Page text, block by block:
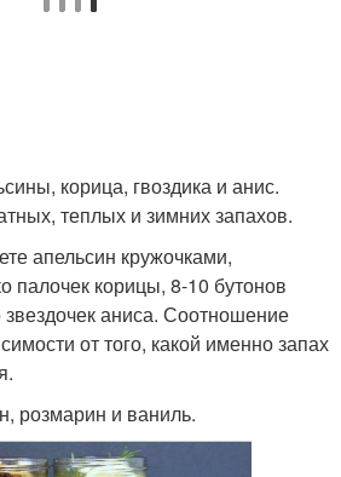
корица, гвоздика и анис.
теплых и зимних запахов.
апельсин кружочками,
палочек корицы, 8-10 бутонов
звездочек аниса. Соотношение
от того, какой именно запах
розмарин и ваниль.